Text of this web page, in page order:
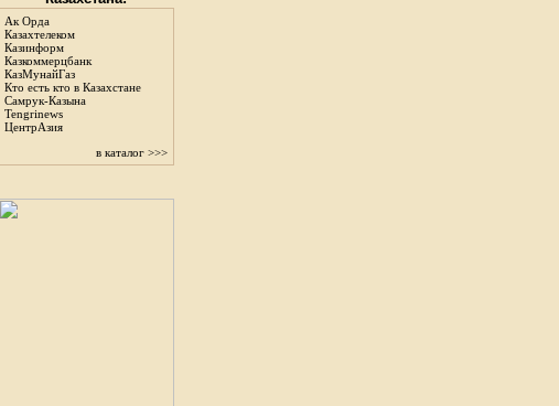
Ак Орда
Казахтелеком
Казинформ
Казкоммерцбанк
КазМунайГаз
Кто есть кто в Казахстане
Самрук-Казына
Tengrinews
ЦентрАзия
в каталог >>>